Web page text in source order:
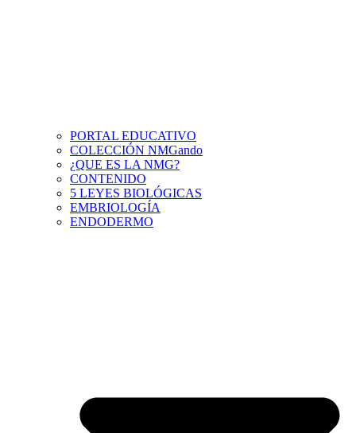
PORTAL EDUCATIVO
COLECCIÓN NMGando
¿QUE ES LA NMG?
CONTENIDO
5 LEYES BIOLÓGICAS
EMBRIOLOGÍA
ENDODERMO